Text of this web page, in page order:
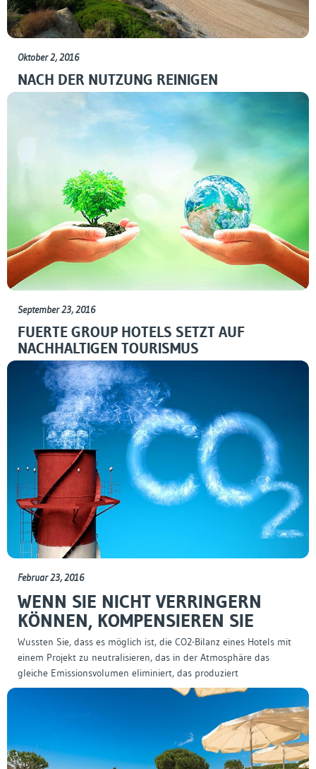
NACH DER NUTZUNG REINIGEN
Oktober 2, 2016
FUERTE GROUP HOTELS SETZT AUF
NACHHALTIGEN TOURISMUS
September 23, 2016
WENN SIE NICHT VERRINGERN
KÖNNEN, KOMPENSIEREN SIE
Februar 23, 2016
Wussten Sie, dass es möglich ist, die CO2-Bilanz eines Hotels mit
einem Projekt zu neutralisieren, das in der Atmosphäre das
gleiche Emissionsvolumen eliminiert, das produziert